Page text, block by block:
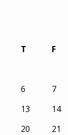
T F
6 7
13 14
20 21